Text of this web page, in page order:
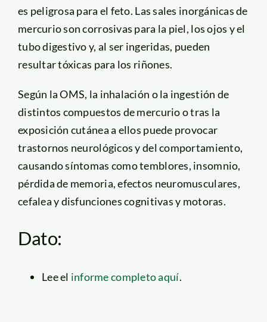
es peligrosa para el feto. Las sales inorgánicas de
mercurio son corrosivas para la piel, los ojos y el
tubo digestivo y, al ser ingeridas, pueden
resultar tóxicas para los riñones.
Según la OMS, la inhalación o la ingestión de
distintos compuestos de mercurio o tras la
exposición cutánea a ellos puede provocar
trastornos neurológicos y del comportamiento,
causando síntomas como temblores, insomnio,
pérdida de memoria, efectos neuromusculares,
cefalea y disfunciones cognitivas y motoras.
Dato:
Lee el informe completo aquí.